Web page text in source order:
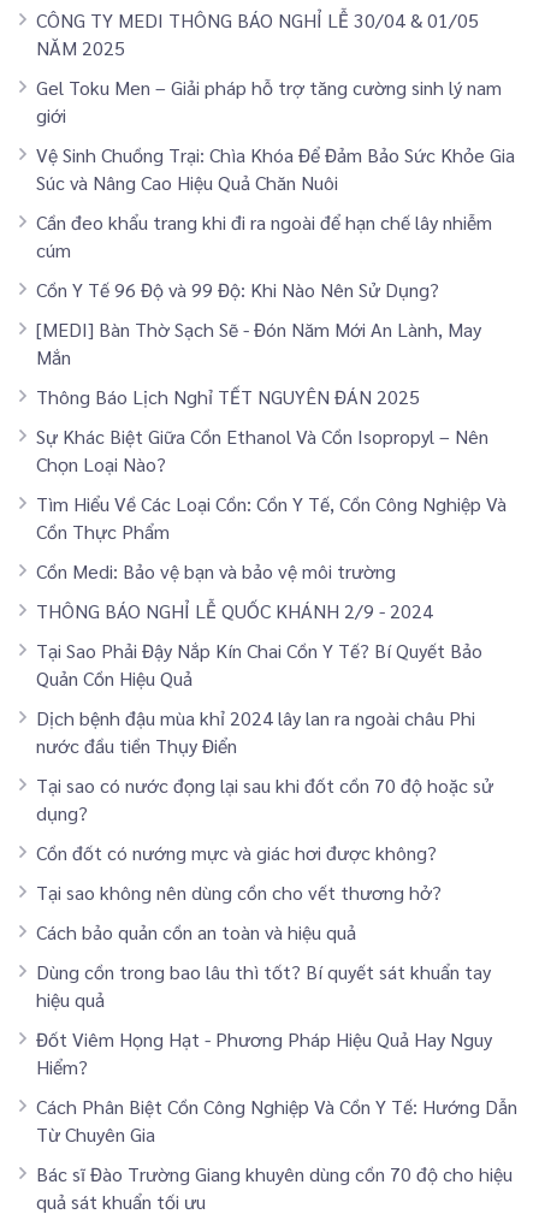
CÔNG TY MEDI THÔNG BÁO NGHỈ LỄ 30/04 & 01/05
NĂM 2025
Gel Toku Men – Giải pháp hỗ trợ tăng cường sinh lý nam
giới
Vệ Sinh Chuồng Trại: Chìa Khóa Để Đảm Bảo Sức Khỏe Gia
Súc và Nâng Cao Hiệu Quả Chăn Nuôi
Cần đeo khẩu trang khi đi ra ngoài để hạn chế lây nhiễm
cúm
Cồn Y Tế 96 Độ và 99 Độ: Khi Nào Nên Sử Dụng?
[MEDI] Bàn Thờ Sạch Sẽ - Đón Năm Mới An Lành, May
Mắn
Thông Báo Lịch Nghỉ TẾT NGUYÊN ĐÁN 2025
Sự Khác Biệt Giữa Cồn Ethanol Và Cồn Isopropyl – Nên
Chọn Loại Nào?
Tìm Hiểu Về Các Loại Cồn: Cồn Y Tế, Cồn Công Nghiệp Và
Cồn Thực Phẩm
Cồn Medi: Bảo vệ bạn và bảo vệ môi trường
THÔNG BÁO NGHỈ LỄ QUỐC KHÁNH 2/9 - 2024
Tại Sao Phải Đậy Nắp Kín Chai Cồn Y Tế? Bí Quyết Bảo
Quản Cồn Hiệu Quả
Dịch bệnh đậu mùa khỉ 2024 lây lan ra ngoài châu Phi
nước đầu tiền Thụy Điển
Tại sao có nước đọng lại sau khi đốt cồn 70 độ hoặc sử
dụng?
Cồn đốt có nướng mực và giác hơi được không?
Tại sao không nên dùng cồn cho vết thương hở?
Cách bảo quản cồn an toàn và hiệu quả
Dùng cồn trong bao lâu thì tốt? Bí quyết sát khuẩn tay
hiệu quả
Đốt Viêm Họng Hạt - Phương Pháp Hiệu Quả Hay Nguy
Hiểm?
Cách Phân Biệt Cồn Công Nghiệp Và Cồn Y Tế: Hướng Dẫn
Từ Chuyên Gia
Bác sĩ Đào Trường Giang khuyên dùng cồn 70 độ cho hiệu
quả sát khuẩn tối ưu